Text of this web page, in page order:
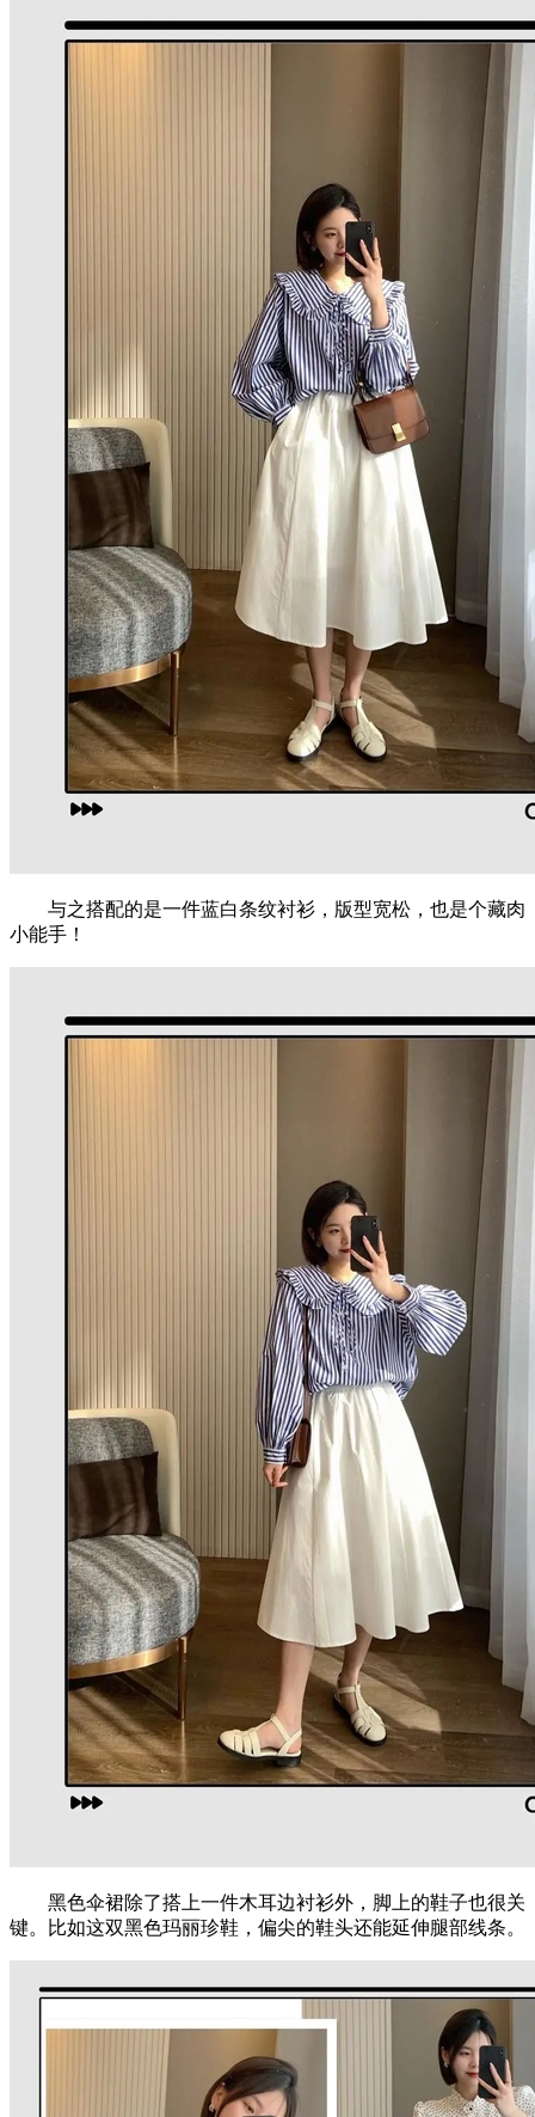
与之搭配的是一件蓝白条纹衬衫，版型宽松，也是个藏肉
小能手！
黑色伞裙除了搭上一件木耳边衬衫外，脚上的鞋子也很关
键。比如这双黑色玛丽珍鞋，偏尖的鞋头还能延伸腿部线条。